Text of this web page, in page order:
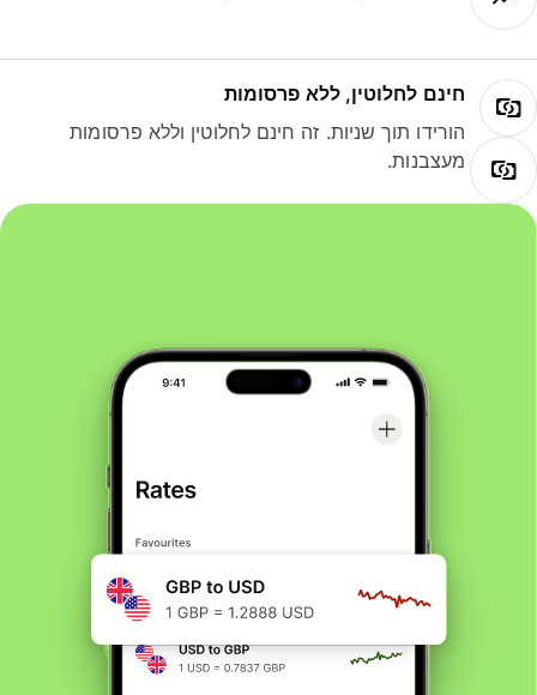
חינם לחלוטין, ללא פרסומות
הורידו תוך שניות. זה חינם לחלוטין וללא פרסומות
מעצבנות.